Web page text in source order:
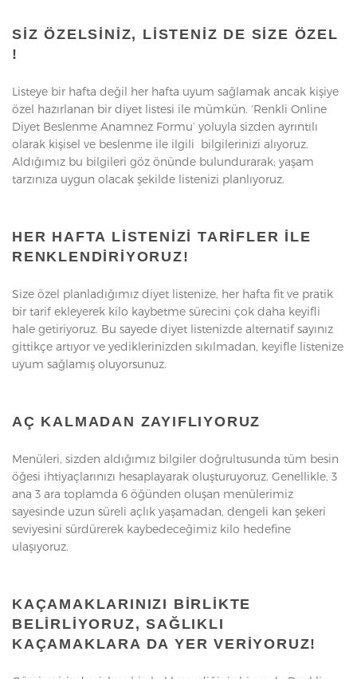
SIZ ÖZELSINIZ, LISTENIZ DE SIZE ÖZEL
!
Listeye bir hafta değil her hafta uyum sağlamak ancak kişiye
özel hazırlanan bir diyet listesi ile mümkün. ‘Renkli Online
Diyet Beslenme Anamnez Formu’ yoluyla sizden ayrıntılı
olarak kişisel ve beslenme ile ilgili bilgilerinizi alıyoruz.
Aldığımız bu bilgileri göz önünde bulundurarak; yaşam
tarzınıza uygun olacak şekilde listenizi planlıyoruz.
HER HAFTA LISTENIZI TARIFLER ILE
RENKLENDIRIYORUZ!
Size özel planladığımız diyet listenize, her hafta fit ve pratik
bir tarif ekleyerek kilo kaybetme sürecini çok daha keyifli
hale getiriyoruz. Bu sayede diyet listenizde alternatif sayınız
gittikçe artıyor ve yediklerinizden sıkılmadan, keyifle listenize
uyum sağlamış oluyorsunuz.
AÇ KALMADAN ZAYIFLIYORUZ
Menüleri, sizden aldığımız bilgiler doğrultusunda tüm besin
öğesi ihtiyaçlarınızı hesaplayarak oluşturuyoruz. Genellikle, 3
ana 3 ara toplamda 6 öğünden oluşan menülerimiz
sayesinde uzun süreli açlık yaşamadan, dengeli kan şekeri
seviyesini sürdürerek kaybedeceğimiz kilo hedefine
ulaşıyoruz.
KAÇAMAKLARINIZI BIRLIKTE
BELIRLIYORUZ, SAĞLIKLI
KAÇAMAKLARA DA YER VERIYORUZ!